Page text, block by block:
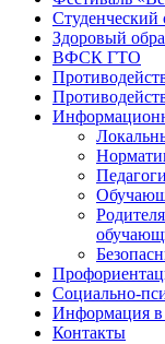
Здоровый
ВФСК ГТО
Социально-
Информация
Контакты